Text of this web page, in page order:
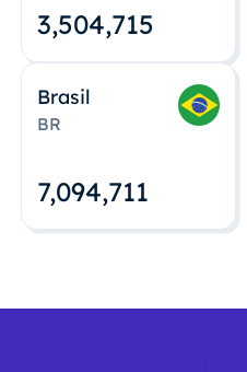
3,504,715
Brasil
BR
7,094,712